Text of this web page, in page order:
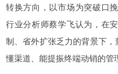
转换方向，以市场为突破口
行业分析师蔡学飞认为，在
制、省外扩张乏力的背景下，
懂渠道、能提振终端动销的管